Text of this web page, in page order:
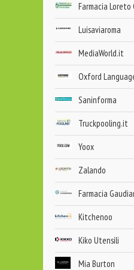
Farmacia Loreto
Luisaviaroma
MediaWorld.it
Oxford
Saninforma
Truckpooling.it
Yoox
Zalando
Farmacia
Kitchenoo
Kiko Utensili
Mia Burton